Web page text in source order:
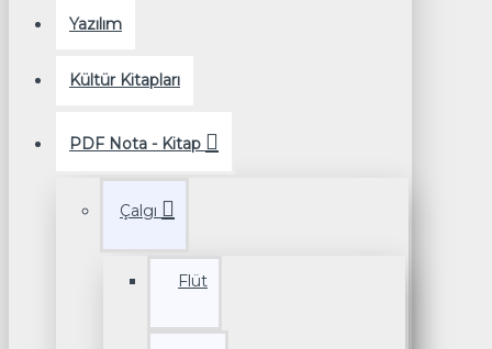
Yazılım
Kültür Kitapları
PDF Nota - Kitap
Çalgı
Flüt